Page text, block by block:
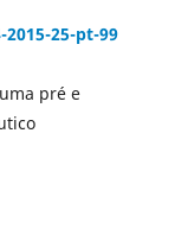
25-pt-99
pré e